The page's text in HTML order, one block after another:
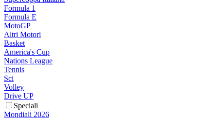
Formula 1
Formula E
MotoGP
Altri Motori
Basket
America's Cup
Nations League
Tennis
Sci
Volley
Drive UP
Speciali
Mondiali 2026